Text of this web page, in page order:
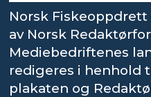
Norsk
av Norsk
Mediebedriftenes
redigeres i henhold
plakaten og